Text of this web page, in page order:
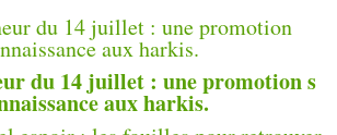
du 14 juillet : une promotion s
aux harkis.